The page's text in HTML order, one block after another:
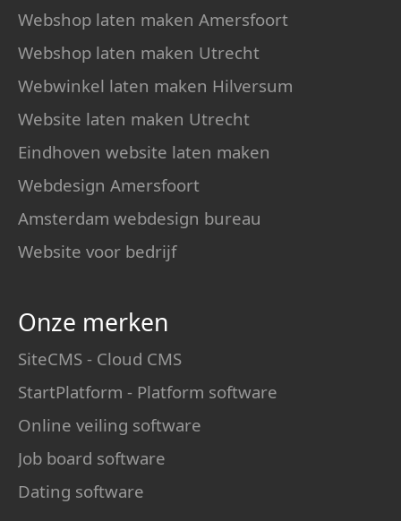
Webshop laten maken Amersfoort
Webshop laten maken Utrecht
Webwinkel laten maken Hilversum
Website laten maken Utrecht
Eindhoven website laten maken
Webdesign Amersfoort
Amsterdam webdesign bureau
Website voor bedrijf
Onze merken
SiteCMS - Cloud CMS
StartPlatform - Platform software
Online veiling software
Job board software
Dating software